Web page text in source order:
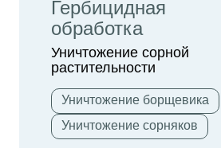
Гербицидная
обработка
Уничтожение сорной
растительности
Уничтожение борщевика
Уничтожение сорняков